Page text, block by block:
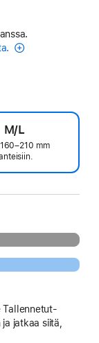
M/L
mm
Tallennetut-
jatkaa siitä,